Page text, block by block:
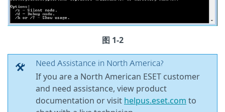
图 1-2
Need Assistance in North America?
If you are a North American ESET customer
and need assistance, view product
documentation or visit helpus.eset.com to